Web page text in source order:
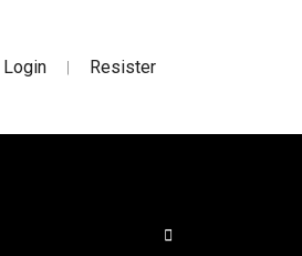
Login | Resister